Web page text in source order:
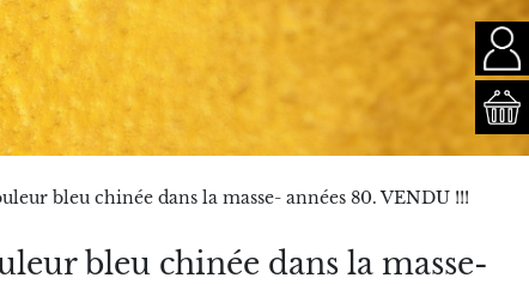
bleu chinée dans la masse- années 80. VENDU !!!
bleu chinée dans la masse-